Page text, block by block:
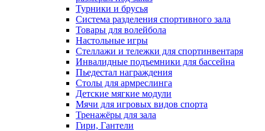
Турники и брусья
Система разделения спортивного зала
Товары для волейбола
Настольные игры
Стеллажи и тележки для спортинвентаря
Инвалидные подъемники для бассейна
Пьедестал награждения
Столы для армреслинга
Детские мягкие модули
Мячи для игровых видов спорта
Тренажёры для зала
Гири, Гантели